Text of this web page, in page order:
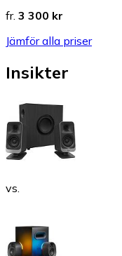
fr. 3 300 kr
Jämför alla priser
Insikter
vs.